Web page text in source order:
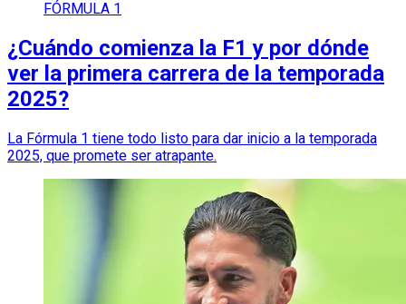
FÓRMULA 1
¿Cuándo comienza la F1 y por dónde
ver la primera carrera de la temporada
2025?
La Fórmula 1 tiene todo listo para dar inicio a la temporada
2025, que promete ser atrapante.